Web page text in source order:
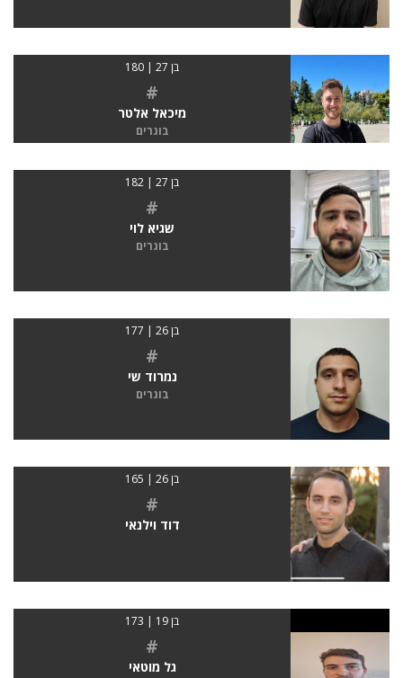
בן 27 | 180
#
מיכאל אלטר
בוגרים
בן 27 | 182
#
שגיא לוי
בוגרים
בן 26 | 177
#
נמרוד שי
בוגרים
בן 26 | 165
#
דוד וילנאי
בן 19 | 173
#
גל מוטאי